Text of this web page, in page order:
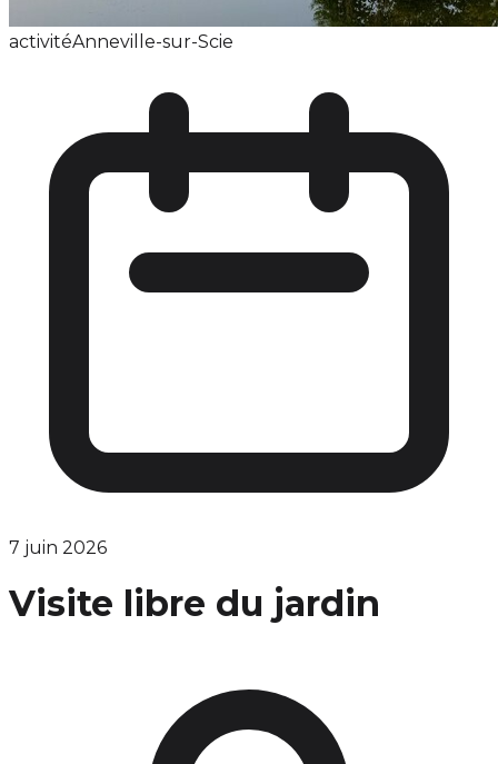
activitéAnneville-sur-Scie
7 juin 2026
Visite libre du jardin